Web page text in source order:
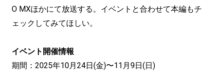
O MXほかにて放送する。イベントと合わせて本編もチ
ェックしてみてほしい。
イベント開催情報
期間：2025年10月24日(金)〜11月9日(日)